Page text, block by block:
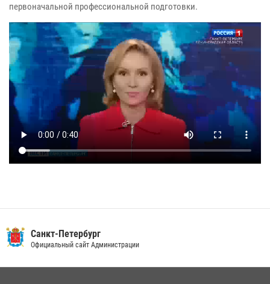
первоначальной профессиональной подготовки.
Санкт-Петербург
Официальный сайт Администрации